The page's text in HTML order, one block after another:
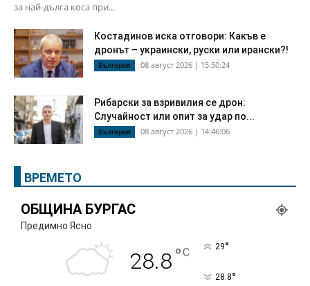
за най-дълга коса при...
Костадинов иска отговори: Какъв е
дронът – украински, руски или ирански?!
България 08 август 2026 | 15:50:24
Рибарски за взривилия се дрон:
Случайност или опит за удар по...
България 08 август 2026 | 14:46:06
ВРЕМЕТО
ОБЩИНА БУРГАС
Предимно Ясно
28.8°C 29°
28.8°